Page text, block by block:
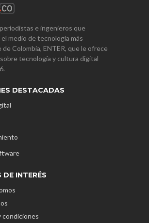
e ingenieros que
medio de tecnología más
Colombia, ENTER, que le ofrece
tecnología y cultura digital
DESTACADAS
DE INTERÉS
condiciones